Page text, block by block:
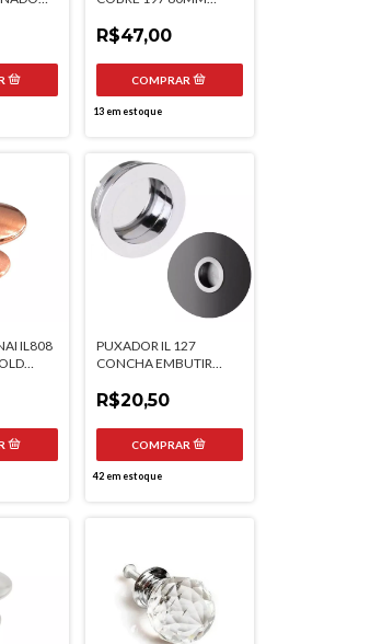
R$47,00
13em estoque
IL808
PUXADOR IL 127
CONCHA EMBUTIR
CROMADO ITALYLINE
R$20,50
42em estoque